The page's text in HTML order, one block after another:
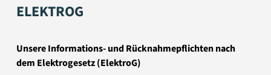
ELEKTROG
Unsere Informations- und Rücknahmepflichten nach
dem Elektrogesetz (ElektroG)